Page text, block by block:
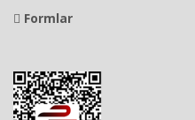
Formlar